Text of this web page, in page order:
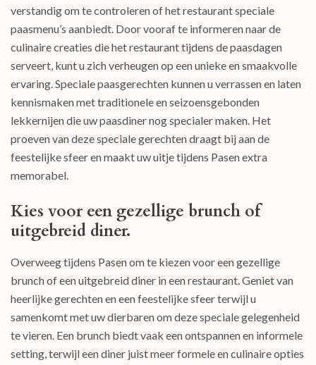
verstandig om te controleren of het restaurant speciale
paasmenu’s aanbiedt. Door vooraf te informeren naar de
culinaire creaties die het restaurant tijdens de paasdagen
serveert, kunt u zich verheugen op een unieke en smaakvolle
ervaring. Speciale paasgerechten kunnen u verrassen en laten
kennismaken met traditionele en seizoensgebonden
lekkernijen die uw paasdiner nog specialer maken. Het
proeven van deze speciale gerechten draagt bij aan de
feestelijke sfeer en maakt uw uitje tijdens Pasen extra
memorabel.
Kies voor een gezellige brunch of
uitgebreid diner.
Overweeg tijdens Pasen om te kiezen voor een gezellige
brunch of een uitgebreid diner in een restaurant. Geniet van
heerlijke gerechten en een feestelijke sfeer terwijl u
samenkomt met uw dierbaren om deze speciale gelegenheid
te vieren. Een brunch biedt vaak een ontspannen en informele
setting, terwijl een diner juist meer formele en culinaire opties